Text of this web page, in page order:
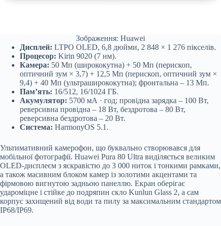
Зображення: Huawei
Дисплей: LTPO OLED, 6,8 дюйми, 2 848 × 1 276 пікселів.
Процесор: Kirin 9020 (7 нм).
Камера: 50 Мп (ширококутна) + 50 Мп (перископ,
оптичний зум × 3,7) + 12,5 Мп (перископ, оптичний зум ×
9,4) + 40 Мп (ультраширококутна); фронтальна – 13 Мп.
Пам’ять: 16/512, 16/1024 ГБ.
Акумулятор: 5700 мА · год; провідна зарядка – 100 Вт,
реверсивна провідна – 18 Вт, бездротова – 80 Вт,
реверсивна бездротова – 20 Вт.
Система: HarmonyOS 5.1.
Ультимативний камерофон, що буквально створювався для
мобільної фотографії. Huawei Pura 80 Ultra виділяється великим
OLED-дисплеєм з яскравістю до 3 000 ниток і тонкими рамками,
а також масивним блоком камер із золотими акцентами та
фірмовою вигнутою задньою панеллю. Екран оберігає
удароміцне і стійке до подряпин скло Kunlun Glass 2, а сам
корпус захищений від води та пилу за максимальним стандартом
IP68/IP69.